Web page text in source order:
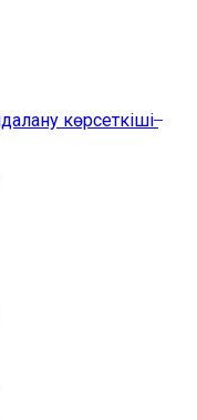
көрсеткіші